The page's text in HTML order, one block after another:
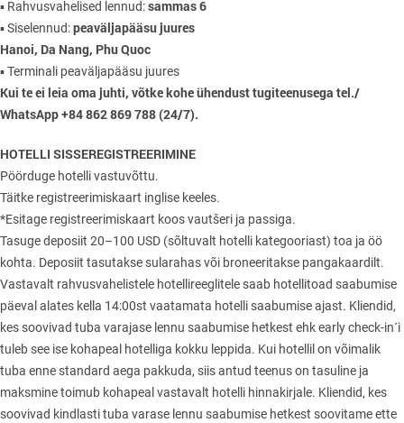
▪ Rahvusvahelised lennud:sammas 6
▪ Siselennud:peaväljapääsu juures
Hanoi, Da Nang, Phu Quoc
▪ Terminali peaväljapääsu juures
Kui te ei leia oma juhti, võtke kohe ühendust tugiteenusega tel./
WhatsApp +84 862 869 788 (24/7).
HOTELLI SISSEREGISTREERIMINE
Pöörduge hotelli vastuvõttu.
Täitke registreerimiskaart inglise keeles.
*Esitage registreerimiskaart koos vautšeri ja passiga.
Tasuge deposiit 20–100 USD (sõltuvalt hotelli kategooriast) toa ja öö
kohta. Deposiit tasutakse sularahas või broneeritakse pangakaardilt.
Vastavalt rahvusvahelistele hotellireeglitele saab hotellitoad saabumise
päeval alates kella 14:00st vaatamata hotelli saabumise ajast. Kliendid,
kes soovivad tuba varajase lennu saabumise hetkest ehk early check-in´i
tuleb see ise kohapeal hotelliga kokku leppida. Kui hotellil on võimalik
tuba enne standard aega pakkuda, siis antud teenus on tasuline ja
maksmine toimub kohapeal vastavalt hotelli hinnakirjale. Kliendid, kes
soovivad kindlasti tuba varase lennu saabumise hetkest soovitame ette